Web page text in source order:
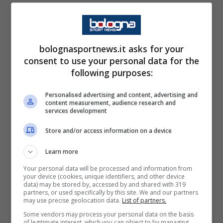
potrebbe persino raggiungere laposizione
Più difficile da raggiungere nel 2026, ma
comunqueabbordabile per un futuro
proseguire su questi ritmi anche nei prossimi
2 o 3 anni supererebbe senza problemi
Cervellati(86),Maini(89) eSavoldi(96).
Leggermente più lontani quattro mostri sacri
del calcio bolognese, tutti sopra quota 100:
Pivatelli(105),Schiavio(109),Pascutti(130)
e CarloReguzzoni, in prima posizione con
141 reti.
bolognasportnews.it asks for your
consent to use your personal data for the
following purposes:
Personalised advertising and content, advertising and
content measurement, audience research and
services development
Store and/or access information on a device
Learn more
Your personal data will be processed and information from
your device (cookies, unique identifiers, and other device
data) may be stored by, accessed by and shared with 319
partners, or used specifically by this site. We and our partners
may use precise geolocation data. List of partners.
Some vendors may process your personal data on the basis